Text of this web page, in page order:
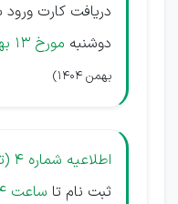
دریافت کارت
دوشنبه مورخ 13 بهمن ماه
بهمن 1404)
اطلاعیه شماره 4 (تمدید مجدد ثبت‌نام):
ثبت نام تا